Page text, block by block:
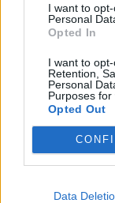
I want to
Personal
Opted In
I want to
Retention,
Personal
Purposes for
Opted Out
Data
07.08.2026 / 18:00